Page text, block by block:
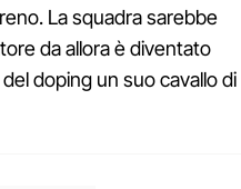
La squadra sarebbe
da allora è diventato
doping un suo cavallo di